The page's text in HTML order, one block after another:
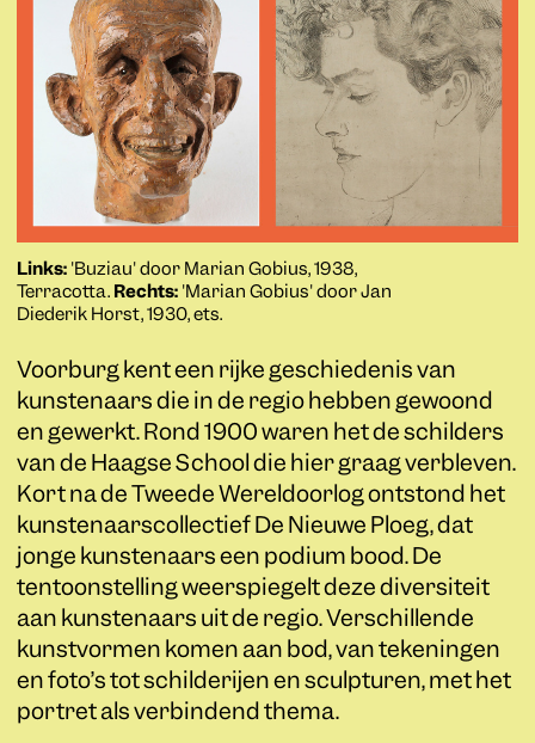
Links: 'Buziau' door Marian Gobius, 1938,
Terracotta. Rechts: 'Marian Gobius' door Jan
Diederik Horst, 1930, ets.
Voorburg kent een rijke geschiedenis van
kunstenaars die in de regio hebben gewoond
en gewerkt. Rond 1900 waren het de schilders
van de Haagse School die hier graag verbleven.
Kort na de Tweede Wereldoorlog ontstond het
kunstenaarscollectief De Nieuwe Ploeg, dat
jonge kunstenaars een podium bood. De
tentoonstelling weerspiegelt deze diversiteit
aan kunstenaars uit de regio. Verschillende
kunstvormen komen aan bod, van tekeningen
en foto’s tot schilderijen en sculpturen, met het
portret als verbindend thema.